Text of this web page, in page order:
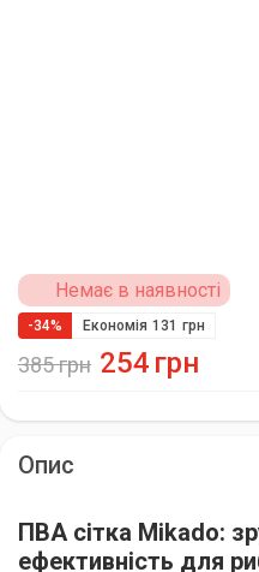
Немає в наявності
385грн
-34% Економія 131 грн
254 грн
Опис
ПВА сітка Mikado:
ефективність для